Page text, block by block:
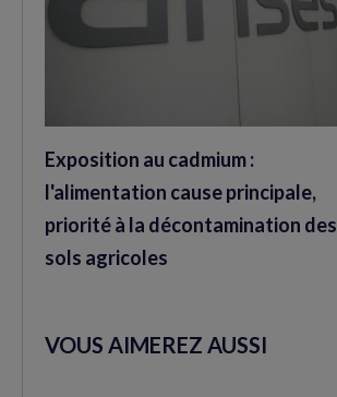
Exposition au cadmium :
l'alimentation cause principale,
priorité à la décontamination des
sols agricoles
VOUS AIMEREZ AUSSI